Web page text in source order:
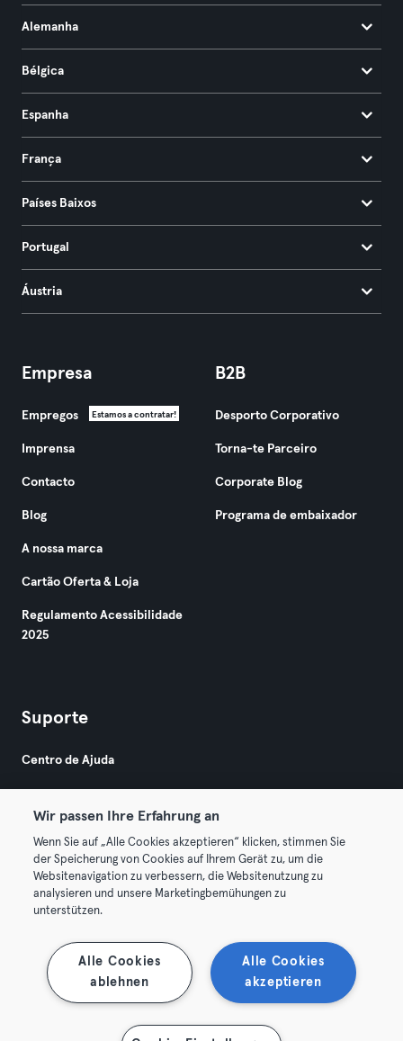
Alemanha
Bélgica
Espanha
França
Países Baixos
Portugal
Áustria
Empresa
Empregos Estamos a contratar!
Imprensa
Contacto
Blog
A nossa marca
Cartão Oferta & Loja
Regulamento Acessibilidade
2025
B2B
Desporto Corporativo
Torna-te Parceiro
Corporate Blog
Programa de embaixador
Suporte
Centro de Ajuda
© 2026 Urban Sports Group GmbH. All rights reserved.
Termos & Condições
Rescindir contratos aqui Cancelar contratos aqui
Wir passen Ihre Erfahrung an
Wenn Sie auf „Alle Cookies akzeptieren“ klicken, stimmen Sie
der Speicherung von Cookies auf Ihrem Gerät zu, um die
Websitenavigation zu verbessern, die Websitenutzung zu
analysieren und unsere Marketingbemühungen zu
unterstützen.
Alle Cookies
akzeptieren
Alle Cookies
ablehnen